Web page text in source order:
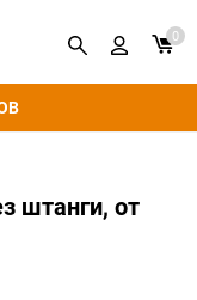
0
штанги, от